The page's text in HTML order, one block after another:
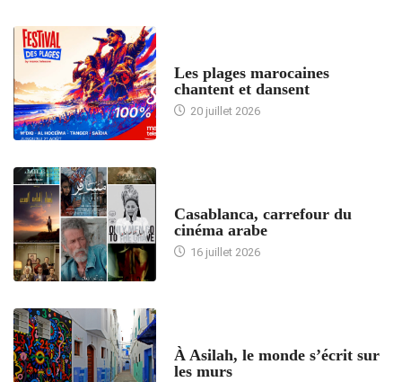
Les plages marocaines
chantent et dansent
20 juillet 2026
Casablanca, carrefour du
cinéma arabe
16 juillet 2026
À Asilah, le monde s’écrit sur
les murs